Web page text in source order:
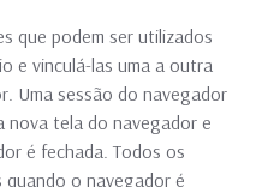
que podem ser utilizados
e vinculá-las uma a outra
Uma sessão do navegador
nova tela do navegador e
é fechada. Todos os
quando o navegador é